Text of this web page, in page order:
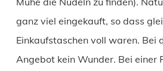
ganz viel eingekauft, so dass
Einkaufstaschen voll waren. Bei
Angebot kein Wunder. Bei einer